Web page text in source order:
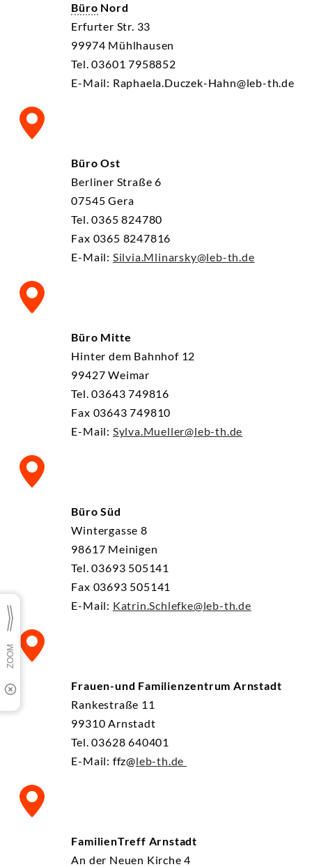
Büro Nord
Erfurter Str. 33
99974 Mühlhausen
Tel. 03601 7958852
E-Mail: Raphaela.Duczek-Hahn@leb-th.de
Büro Ost
Berliner Straße 6
07545 Gera
Tel. 0365 824780
Fax 0365 8247816
E-Mail: Silvia.Mlinarsky@leb-th.de
Büro Mitte
Hinter dem Bahnhof 12
99427 Weimar
Tel. 03643 749816
Fax 03643 749810
E-Mail: Sylva.Mueller@leb-th.de
Büro Süd
Wintergasse 8
98617 Meinigen
Tel. 03693 505141
Fax 03693 505141
E-Mail: Katrin.Schlefke@leb-th.de
Frauen-und Familienzentrum Arnstadt
Rankestraße 11
99310 Arnstadt
Tel. 03628 640401
E-Mail: ffz@leb-th.de
FamilienTreff Arnstadt
An der Neuen Kirche 4